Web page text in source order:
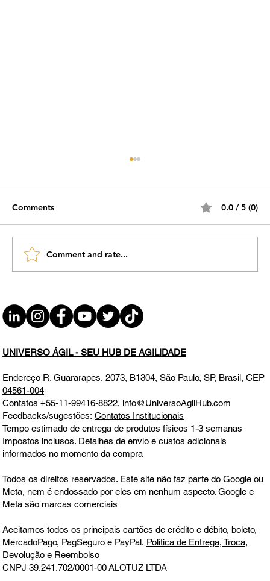
O Mapa da Virada: diagnóstico de
carreira para 2026 TER 13.01.26 12h31
Comments 0.0 / 5 (0)
Comment and rate...
UNIVERSO ÁGIL - SEU HUB DE AGILIDADE
Endereço R. Guararapes, 2073, B1304, São Paulo, SP, Brasil, CEP
04561-004
Contatos+55-11-99416-8822, info@UniversoAgilHub.com
Feedbacks/sugestões:Contatos Institucionais
Tempo estimado de entrega de produtos físicos 1-3 semanas
Impostos inclusos. Detalhes de envio e custos adicionais
informados no momento da compra
Todos os direitos reservados. Este site não faz parte do Google ou
Meta, nem é endossado por eles em nenhum aspecto. Google e
Meta são marcas comerciais
Aceitamos todos os principais cartões de crédito e débito, boleto,
MercadoPago, PagSeguro e PayPal. Política de Entrega, Troca,
Devolução e Reembolso
CNPJ 39.241.702/0001-00ALOTUZ LTDA